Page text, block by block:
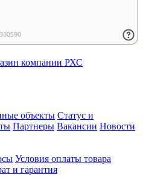
объекты Статус и
Партнеры Вакансии Новости
Условия оплаты товара
и гарантия